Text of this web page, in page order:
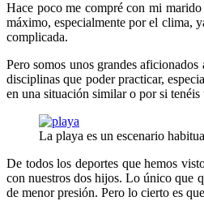
Hace poco me compré con mi
máximo, especialmente por el clima,
complicada.
Pero somos unos grandes
disciplinas que poder practicar,
en una situación similar o por si tenéis
La playa es un escenario
De todos los deportes que hemos
con nuestros dos hijos. Lo único que
de menor presión. Pero lo cierto es